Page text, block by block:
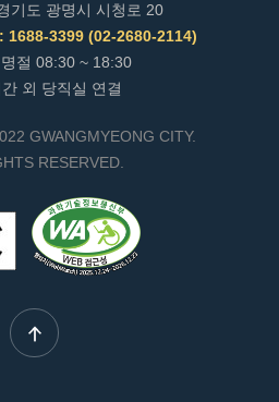
기도 광명시 시청로 20
1688-3399 (02-2680-2114)
명절 08:30 ~ 18:30
간 외 당직실 연결
GWANGMYEONG CITY.
RESERVED.